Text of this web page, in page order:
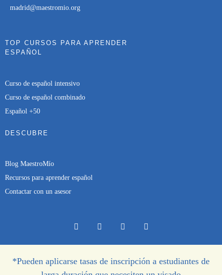
madrid@maestromio.org
TOP CURSOS PARA APRENDER
ESPAÑOL
Curso de español intensivo
Curso de español combinado
Español +50
DESCUBRE
Blog MaestroMío
Recursos para aprender español
Contactar con un asesor
*Pueden aplicarse tasas de inscripción a estudiantes de